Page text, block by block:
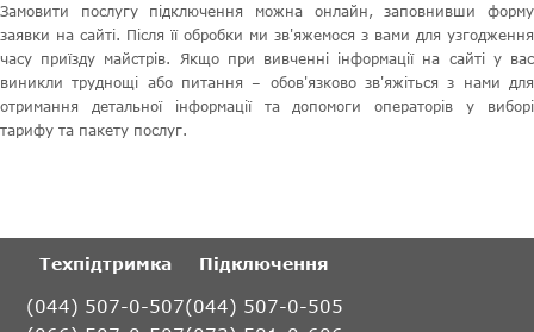
Замовити послугу підключення можна онлайн, заповнивши форму
заявки на сайті. Після її обробки ми зв'яжемося з вами для узгодження
часу приїзду майстрів. Якщо при вивченні інформації на сайті у вас
виникли труднощі або питання – обов'язково зв'яжіться з нами для
отримання детальної інформації та допомоги операторів у виборі
тарифу та пакету послуг.
Техпідтримка
(044) 507-0-507
Підключення
(044) 507-0-505